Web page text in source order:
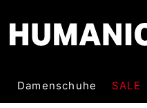
Damenschuhe SALE